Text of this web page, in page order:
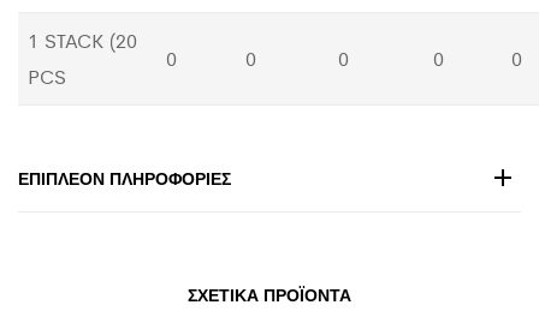
1 STACK (20
PCS
0 0 0 0 0
ΕΠΙΠΛΈΟΝ ΠΛΗΡΟΦΟΡΊΕΣ
ΣΧΕΤΙΚΆ ΠΡΟΪΌΝΤΑ